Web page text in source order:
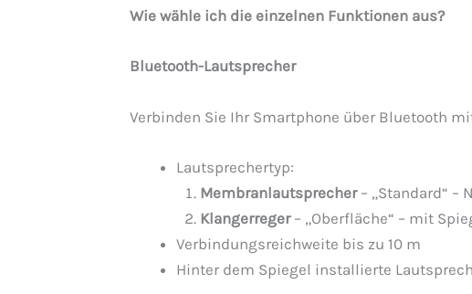
Wie wähle ich die einzelnen Funktionen aus?
Bluetooth-Lautsprecher
Verbinden Sie Ihr Smartphone über Bluetooth
Lautsprechertyp:
Membranlautsprecher– „Standard“ –
Klangerreger– „Oberfläche“ – mit
Verbindungsreichweite bis zu 10 m
Hinter dem Spiegel installierte